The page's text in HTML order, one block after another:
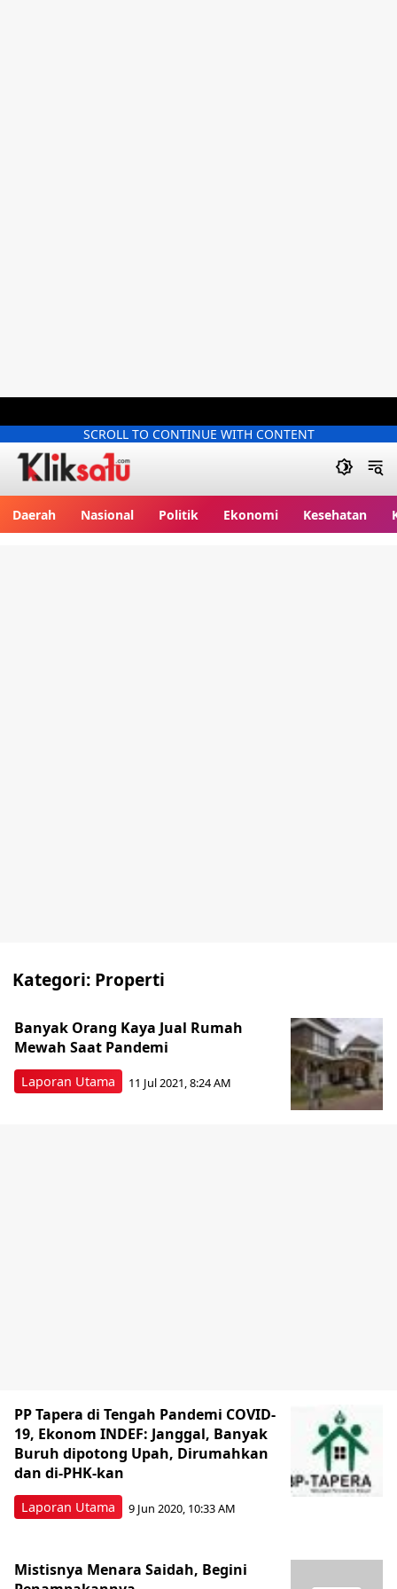
SCROLL TO CONTINUE WITH CONTENT
Daerah Nasional Politik Ekonomi Kesehatan
Kategori: Properti
Laporan Utama
Banyak Orang Kaya Jual Rumah
Mewah Saat Pandemi
11 Jul 2021, 8:24 AM
Laporan Utama
PP Tapera di Tengah Pandemi COVID-
19, Ekonom INDEF: Janggal, Banyak
Buruh dipotong Upah, Dirumahkan
dan di-PHK-kan
9 Jun 2020, 10:33 AM
Mistisnya Menara Saidah, Begini